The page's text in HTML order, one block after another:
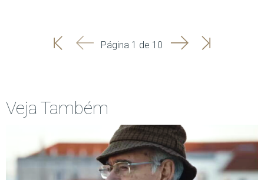
'
'
Página 1 de 10 SeguinteÚltima
Veja Também